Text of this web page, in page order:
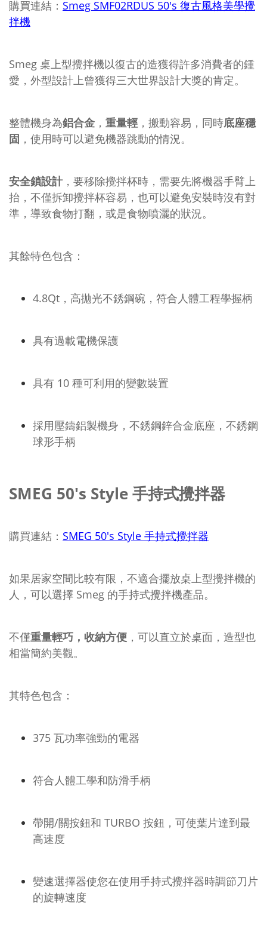
購買連結： Smeg SMF02RDUS 50's 復古風格美學攪
拌機
Smeg 桌上型攪拌機以復古的造獲得許多消費者的鍾
愛，外型設計上曾獲得三大世界設計大獎的肯定。
整體機身為鋁合金 ， 重量輕 ，搬動容易，同時底座穩
固 ，使用時可以避免機器跳動的情況。
安全鎖設計，要移除攪拌杯時，需要先將機器手臂上
抬，不僅拆卸攪拌杯容易，也可以避免安裝時沒有對
準，導致食物打翻，或是食物噴灑的狀況。
其餘特色包含：
4.8Qt，高拋光不銹鋼碗，符合人體工程學握柄
具有過載電機保護
具有 10 種可利用的變數裝置
採用壓鑄鋁製機身，不銹鋼鋅合金底座，不銹鋼
球形手柄
SMEG 50's Style 手持式攪拌器
購買連結： SMEG 50's Style 手持式攪拌器
如果居家空間比較有限，不適合擺放桌上型攪拌機的
人，可以選擇 Smeg 的手持式攪拌機產品。
不僅重量輕巧，收納方便 ，可以直立於桌面，造型也
相當簡約美觀。
其特色包含：
375 瓦功率強勁的電器
符合人體工學和防滑手柄
帶開/關按鈕和 TURBO 按鈕，可使葉片達到最
高速度
變速選擇器使您在使用手持式攪拌器時調節刀片
的旋轉速度